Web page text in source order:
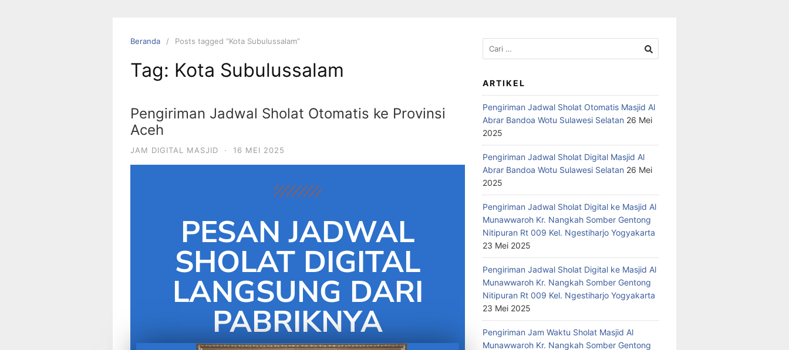
Beranda Posts tagged “Kota Subulussalam”
Tag: Kota Subulussalam
Pengiriman Jadwal Sholat Otomatis ke Provinsi
Aceh
JAM DIGITAL MASJID · 16 MEI 2025
PESAN JADWAL
SHOLAT DIGITAL
LANGSUNG DARI
PABRIKNYA
ARTIKEL
Pengiriman Jadwal Sholat Otomatis Masjid Al
Abrar Bandoa Wotu Sulawesi Selatan 26 Mei
2025
Pengiriman Jadwal Sholat Digital Masjid Al
Abrar Bandoa Wotu Sulawesi Selatan 26 Mei
2025
Pengiriman Jadwal Sholat Digital ke Masjid Al
Munawwaroh Kr. Nangkah Somber Gentong
Nitipuran Rt 009 Kel. Ngestiharjo Yogyakarta
23 Mei 2025
Pengiriman Jadwal Sholat Digital ke Masjid Al
Munawwaroh Kr. Nangkah Somber Gentong
Nitipuran Rt 009 Kel. Ngestiharjo Yogyakarta
23 Mei 2025
Pengiriman Jam Waktu Sholat Masjid Al
Munawwaroh Kr. Nangkah Somber Gentong